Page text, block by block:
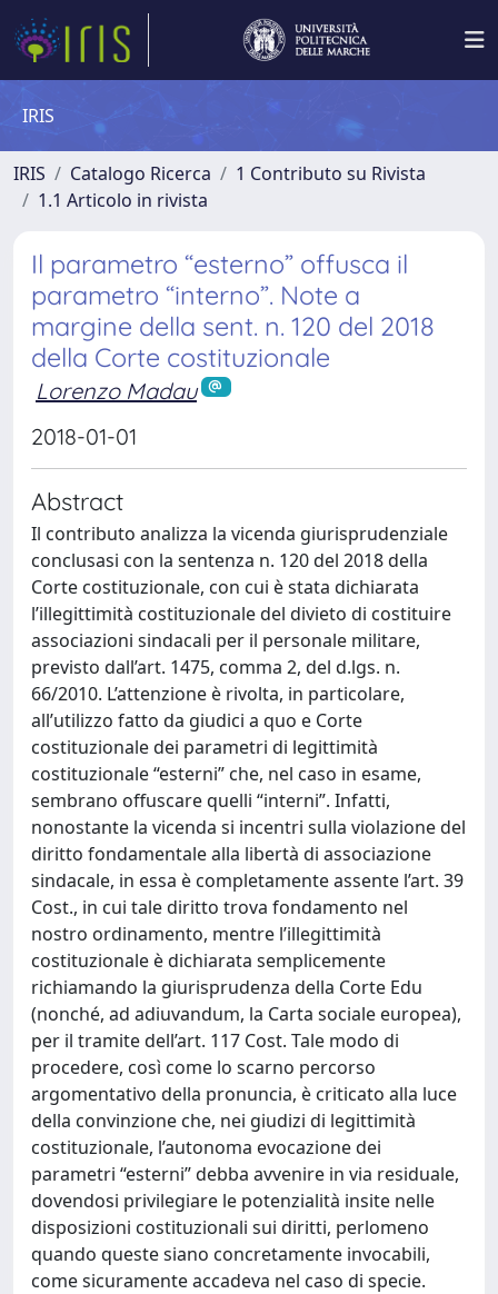
IRIS
IRIS Catalogo Ricerca
1 Contributo su Rivista
1.1 Articolo in rivista
Il parametro “esterno” offusca il
parametro “interno”. Note a
margine della sent. n. 120 del 2018
della Corte costituzionale
Lorenzo Madau
2018-01-01
Abstract
Il contributo analizza la vicenda giurisprudenziale
conclusasi con la sentenza n. 120 del 2018 della
Corte costituzionale, con cui è stata dichiarata
l’illegittimità costituzionale del divieto di costituire
associazioni sindacali per il personale militare,
previsto dall’art. 1475, comma 2, del d.lgs. n.
66/2010. L’attenzione è rivolta, in particolare,
all’utilizzo fatto da giudici a quo e Corte
costituzionale dei parametri di legittimità
costituzionale “esterni” che, nel caso in esame,
sembrano offuscare quelli “interni”. Infatti,
nonostante la vicenda si incentri sulla violazione del
diritto fondamentale alla libertà di associazione
sindacale, in essa è completamente assente l’art. 39
Cost., in cui tale diritto trova fondamento nel
nostro ordinamento, mentre l’illegittimità
costituzionale è dichiarata semplicemente
richiamando la giurisprudenza della Corte Edu
(nonché, ad adiuvandum, la Carta sociale europea),
per il tramite dell’art. 117 Cost. Tale modo di
procedere, così come lo scarno percorso
argomentativo della pronuncia, è criticato alla luce
della convinzione che, nei giudizi di legittimità
costituzionale, l’autonoma evocazione dei
parametri “esterni” debba avvenire in via residuale,
dovendosi privilegiare le potenzialità insite nelle
disposizioni costituzionali sui diritti, perlomeno
quando queste siano concretamente invocabili,
come sicuramente accadeva nel caso di specie.